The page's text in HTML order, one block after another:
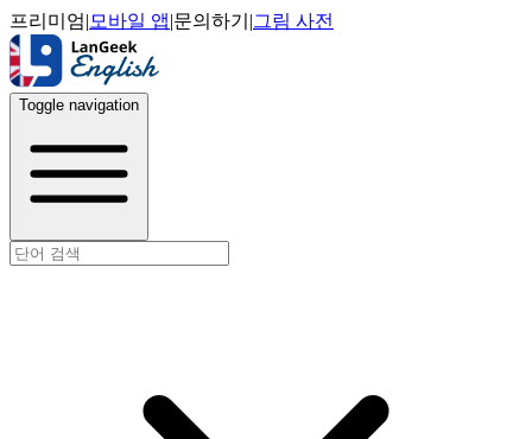
프리미엄| 모바일 앱|문의하기 |그림 사전
Toggle navigation